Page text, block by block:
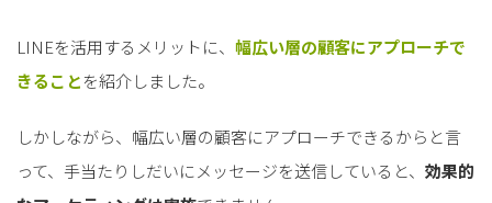
LINEを活用するメリットに、 幅広い層の顧客にアプローチで
きることを紹介しました。
しかしながら、幅広い層の顧客にアプローチできるからと言
って、手当たりしだいにメッセージを送信していると、 効果的